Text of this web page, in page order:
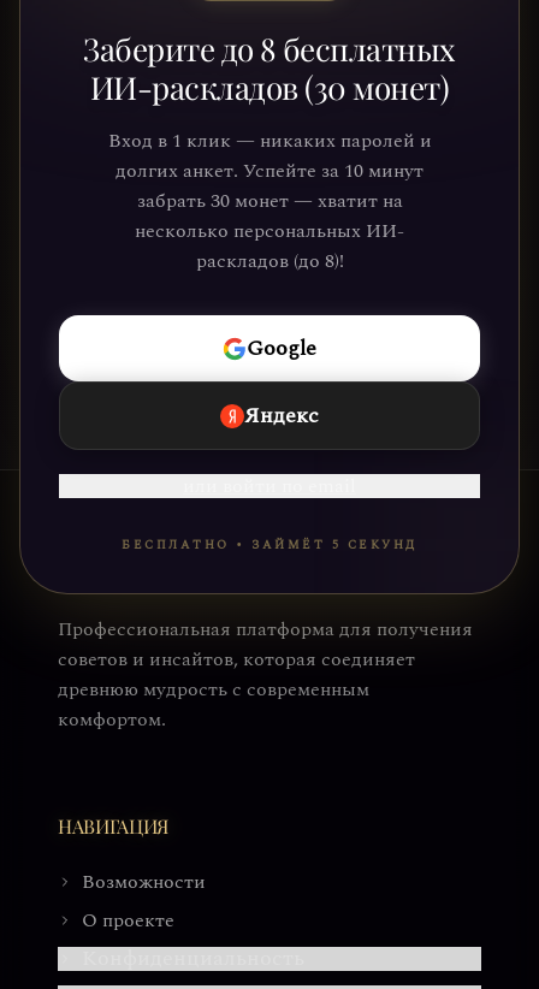
Заберите до 8 бесплатных
ИИ-раскладов (30 монет)
Вход в 1 клик — никаких паролей и
долгих анкет. Успейте за 10 минут
забрать 30 монет — хватит на
несколько персональных ИИ-
раскладов (до 8)!
Google
Яндекс
БЕСПЛАТНО • ЗАЙМЁТ 5 СЕКУНД
Готовы узнать свой
путь?
Присоединяйтесь к тысячам людей,
которые обрели ясность и понимание
через нашу платформу. Ваше
путешествие к себе уже ждёт.
НАЧАТЬ
Профессиональная платформа для получения
советов и инсайтов, которая соединяет
древнюю мудрость с современным
комфортом.
НАВИГАЦИЯ
Возможности
О проекте